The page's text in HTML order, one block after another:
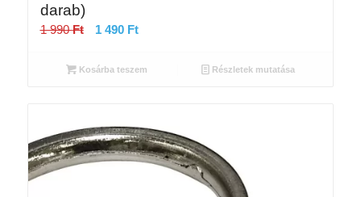
darab)
1 990Ft
Original
was:
1 490 FtCurrent
is:
Kosárba teszem Részletek mutatása